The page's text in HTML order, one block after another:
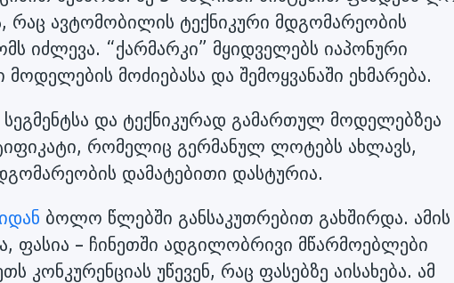
რაც ავტომობილის ტექნიკური მდგომარეობის
იძლევა. “ქარმარკი” მყიდველებს იაპონური
მოდელების მოძიებასა და შემოყვანაში ეხმარება.
და ტექნიკურად გამართულ მოდელებზეა
რომელიც გერმანულ ლოტებს ახლავს,
დამატებითი დასტურია.
ბოლო წლებში განსაკუთრებით გახშირდა. ამის
ფასია – ჩინეთში ადგილობრივი მწარმოებლები
კონკურენციას უწევენ, რაც ფასებზე აისახება. ამ